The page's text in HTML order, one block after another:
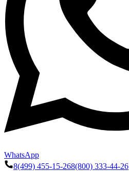
WhatsApp
8(499) 455-15-268(800) 333-44-26